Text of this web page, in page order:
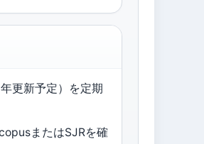
更新予定）を定期
またはSJRを確